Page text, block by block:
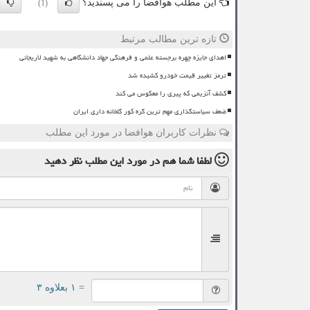
این مطلب هوافضا را می پسندید؟ (1)
تازه ترین مطالب مرتبط
اهدای جایزه چهره برجسته علمی و فرهنگی جهاد دانشگاهی به شهید لاریجانی
ترمز تغییر قیمت خودرو کشیده شد
کشف آنزیمی که پیری را معکوس می کند
ضعف سیاستگذاری مهم ترین گره کور گلخانه داری ایران
نظرات کاربران هوافضا در مورد این مطلب
لطفا شما همدر مورد این مطلبنظر دهید
= ۱ بعلاوه ۳